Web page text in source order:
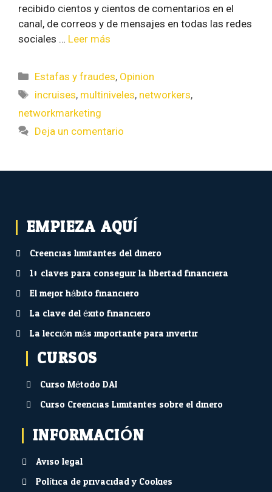
recibido cientos y cientos de comentarios en el
canal, de correos y de mensajes en todas las redes
sociales … Leer más
Estafas y fraudes, Opinion
incruises, multiniveles, networkers,
networkmarketing
Deja un comentario
EMPIEZA AQUÍ...
Creencias limitantes del dinero
10 claves para conseguir la libertad financiera
El mejor hábito financiero
La clave del éxito financiero
La lección más importante para invertir
CURSOS
Curso Método DAI
Curso Creencias Limitantes sobre el dinero
INFORMACIÓN
Aviso legal
Política de privacidad y Cookies